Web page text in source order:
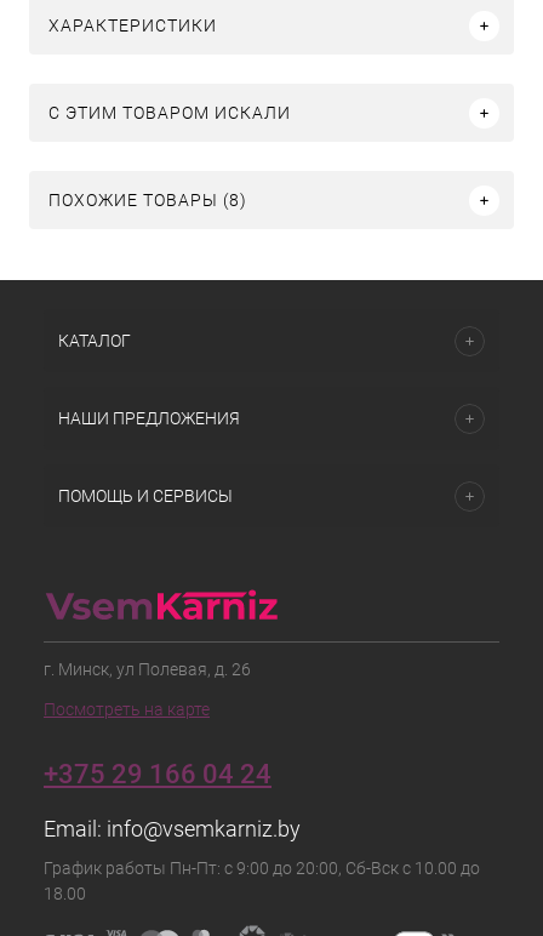
ХАРАКТЕРИСТИКИ
C ЭТИМ ТОВАРОМ ИСКАЛИ
ПОХОЖИЕ ТОВАРЫ (8)
КАТАЛОГ
НАШИ ПРЕДЛОЖЕНИЯ
ПОМОЩЬ И СЕРВИСЫ
г. Минск, ул Полевая, д. 26
Посмотреть на карте
+375 29 166 04 24
Email: info@vsemkarniz.by
График работы Пн-Пт: с 9:00 до 20:00, Сб-Вск с 10.00 до
18.00